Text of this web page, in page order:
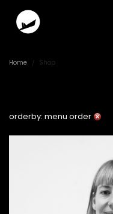
Home / Shop
orderby: menu order